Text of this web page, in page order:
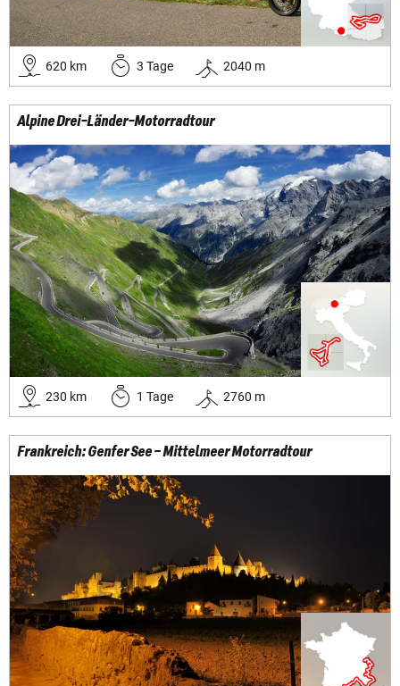
620 km 3 Tage 2040 m
Alpine Drei-Länder-Motorradtour
230 km 1 Tage 2760 m
Frankreich: Genfer See – Mittelmeer Motorradtour